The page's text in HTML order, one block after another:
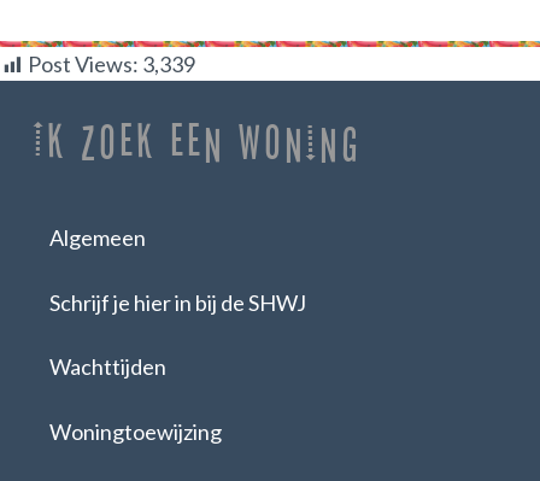
Post Views: 3,339
Ik zoek een woning
Algemeen
Schrijf je hier in bij de SHWJ
Wachttijden
Woningtoewijzing